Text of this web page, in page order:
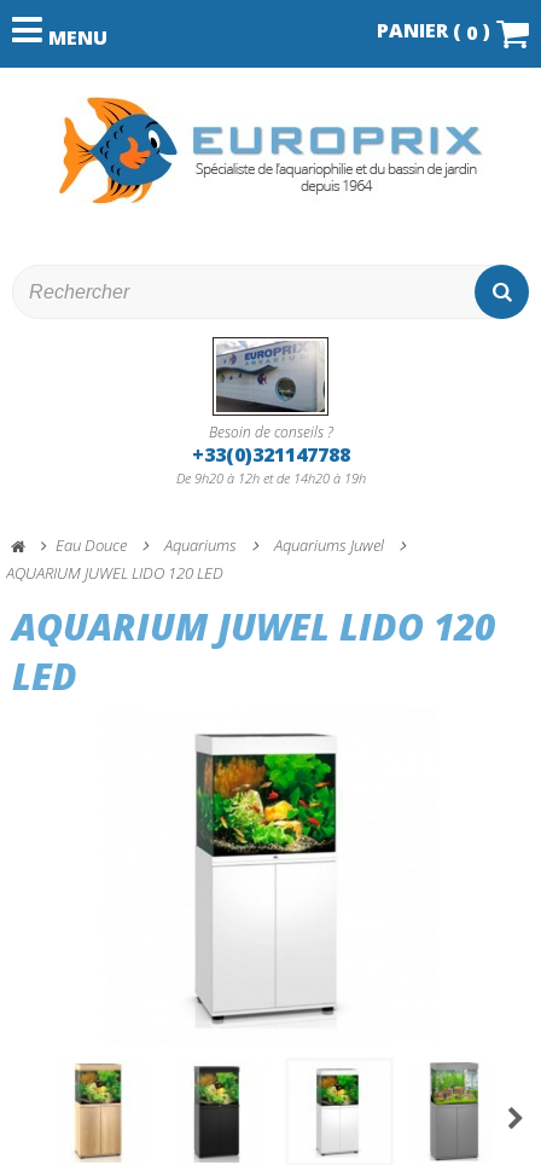
MENU PANIER ( 0 )
Besoin de conseils ?
+33(0)321147788
De 9h20 à 12h et de 14h20 à 19h
Eau Douce Aquariums
Aquariums Juwel
AQUARIUM JUWEL LIDO 120 LED
AQUARIUM JUWEL LIDO 120
LED